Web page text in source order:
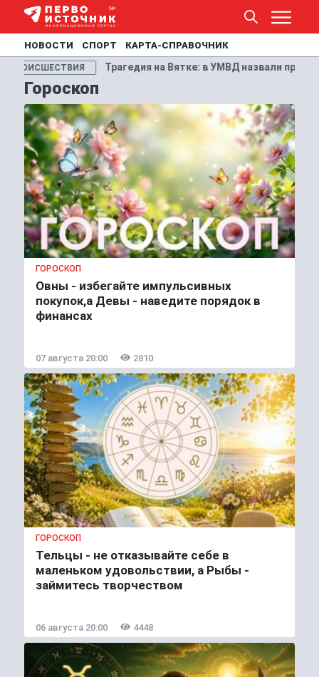
НОВОСТИ СПОРТ КАРТА-СПРАВОЧНИК
в УМВД назвали причину гибели супругов из Кирово-Чепецка
Гороскоп
ГОРОСКОП
Овны - избегайте импульсивных
покупок,а Девы - наведите порядок в
финансах
07 августа 20:00 2810
ГОРОСКОП
Тельцы - не отказывайте себе в
маленьком удовольствии, а Рыбы -
займитесь творчеством
06 августа 20:00 4448